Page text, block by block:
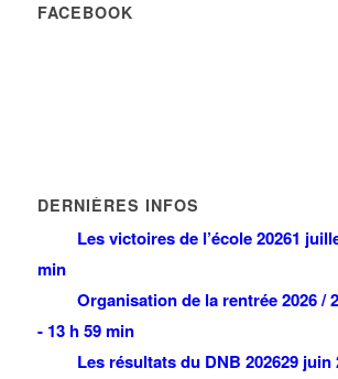
FACEBOOK
DERNIÈRES INFOS
Les victoires de l’école 20261
min
Organisation de la rentrée 2026 /
- 13 h 59 min
Les résultats du DNB 202629 juin